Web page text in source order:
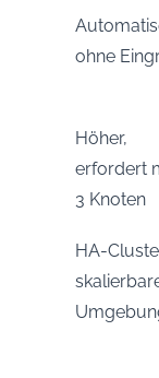
ohne
Höher,
erfordert
3 Knoten
HA-